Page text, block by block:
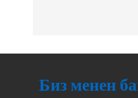
Биз менен